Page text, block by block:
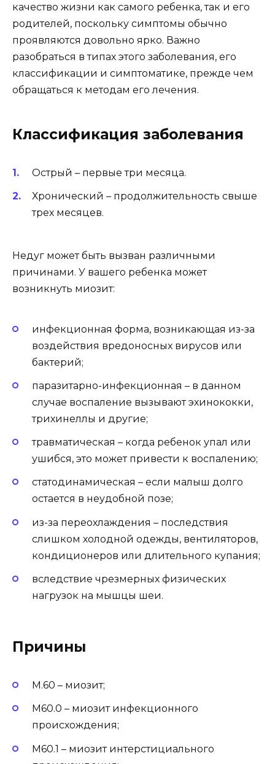
качество жизни как самого ребенка, так и его
родителей, поскольку симптомы обычно
проявляются довольно ярко. Важно
разобраться в типах этого заболевания, его
классификации и симптоматике, прежде чем
обращаться к методам его лечения.
Классификация заболевания
Острый – первые три месяца.
Хронический – продолжительность свыше
трех месяцев.
Недуг может быть вызван различными
причинами. У вашего ребенка может
возникнуть миозит:
инфекционная форма, возникающая из-за
воздействия вредоносных вирусов или
бактерий;
паразитарно-инфекционная – в данном
случае воспаление вызывают эхинококки,
трихинеллы и другие;
травматическая – когда ребенок упал или
ушибся, это может привести к воспалению;
статодинамическая – если малыш долго
остается в неудобной позе;
из-за переохлаждения – последствия
слишком холодной одежды, вентиляторов,
кондиционеров или длительного купания;
вследствие чрезмерных физических
нагрузок на мышцы шеи.
Причины
М.60 – миозит;
М60.0 – миозит инфекционного
происхождения;
М60.1 – миозит интерстициального